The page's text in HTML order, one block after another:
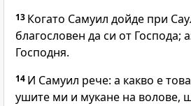
13 Когато Самуил дойде при
благословен да си от Господа;
Господня.
14 И Самуил рече: а какво е
ушите ми и мукане на волове,